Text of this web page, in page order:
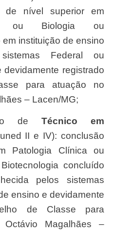
de nível superior em
ou Biologia ou
instituição de ensino
Federal ou
registrado
para atuação no
– Lacen/MG;
de Técnico em
II e IV): conclusão
Patologia Clínica ou
concluído
pelos sistemas
ensino e devidamente
de Classe para
Magalhães –